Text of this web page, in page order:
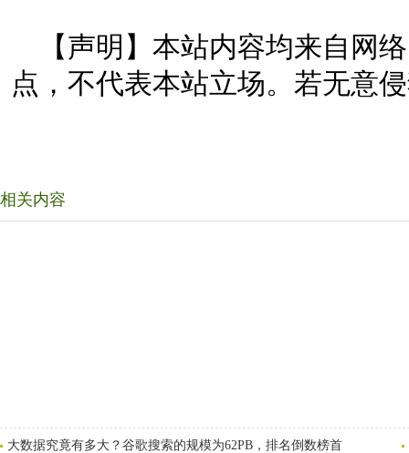
【声明】本站内容均来自网
点，不代表本站立场。若无意
相关内容
大数据究竟有多大？谷歌搜索的规模为62PB，排名倒数榜首